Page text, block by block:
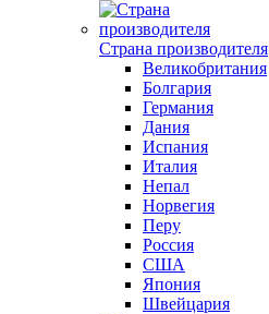
Страна производителя
Великобритания
Болгария
Германия
Дания
Испания
Италия
Непал
Норвегия
Перу
Россия
США
Япония
Швейцария